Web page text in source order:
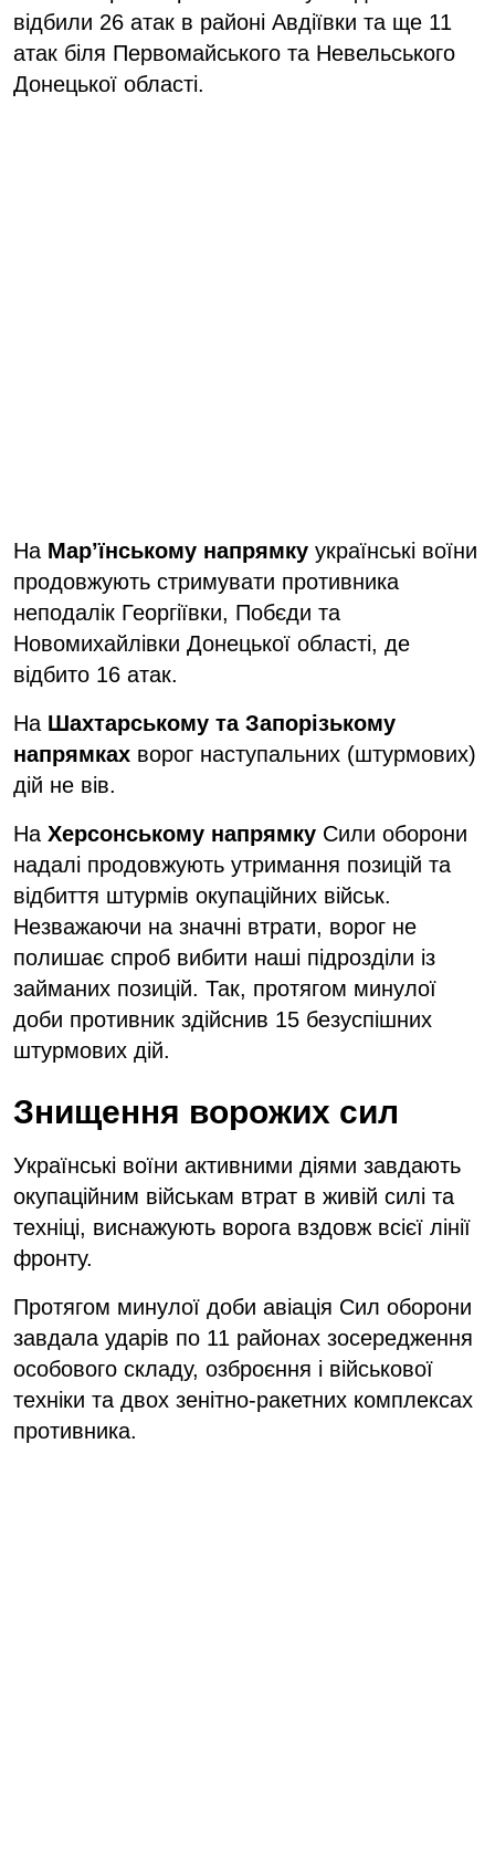
відбили 26 атак в районі Авдіївки та ще 11
атак біля Первомайського та Невельського
Донецької області.
На Мар’їнському напрямку українські воїни
продовжують стримувати противника
неподалік Георгіївки, Побєди та
Новомихайлівки Донецької області, де
відбито 16 атак.
На Шахтарському та Запорізькому
напрямках ворог наступальних (штурмових)
дій не вів.
На Херсонському напрямку Сили оборони
надалі продовжують утримання позицій та
відбиття штурмів окупаційних військ.
Незважаючи на значні втрати, ворог не
полишає спроб вибити наші підрозділи із
займаних позицій. Так, протягом минулої
доби противник здійснив 15 безуспішних
штурмових дій.
Знищення ворожих сил
Українські воїни активними діями завдають
окупаційним військам втрат в живій силі та
техніці, виснажують ворога вздовж всієї лінії
фронту.
Протягом минулої доби авіація Сил оборони
завдала ударів по 11 районах зосередження
особового складу, озброєння і військової
техніки та двох зенітно-ракетних комплексах
противника.